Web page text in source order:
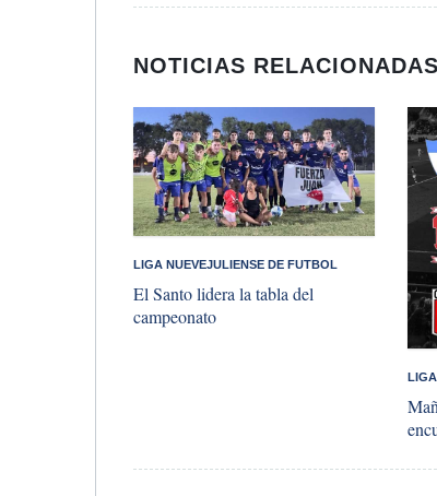
NOTICIAS RELACIONADAS
LIGA NUEVEJULIENSE DE FUTBOL
El Santo lidera la tabla del
campeonato